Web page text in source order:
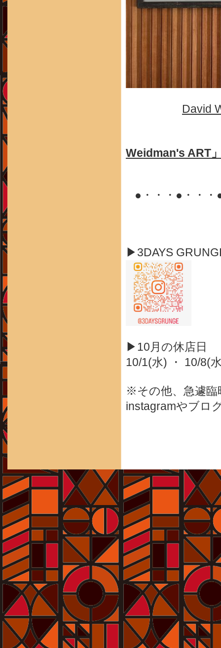
David
Weidman's ART
●・・・●・・
▶3DAYS
▶10月の休店日
10/1(水) ・ 10/8(
※その他、急遽臨
instagramやブロ